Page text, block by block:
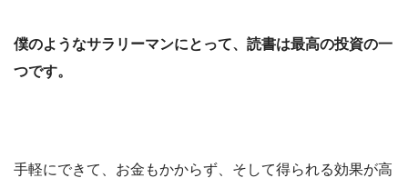
僕のようなサラリーマンにとって、読書は最高の投資の一
つです。
手軽にできて、お金もかからず、そして得られる効果が高